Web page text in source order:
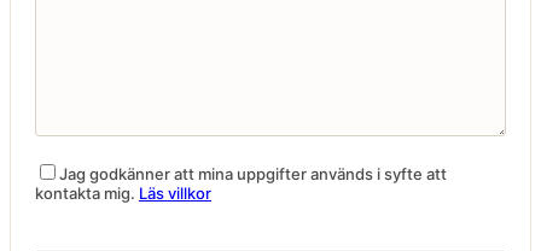
Jag godkänner att mina uppgifter används i syfte att
kontakta mig. Läs villkor